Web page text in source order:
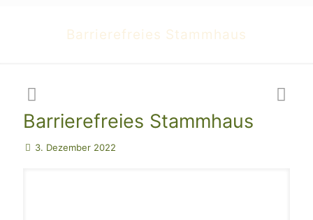
Barrierefreies Stammhaus
Barrierefreies Stammhaus
3. Dezember 2022